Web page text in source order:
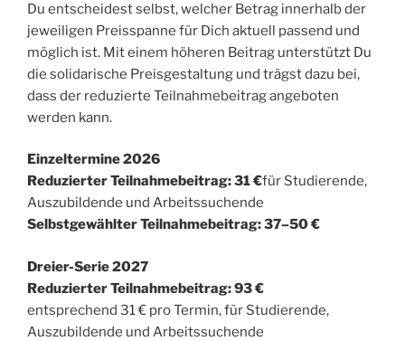
Du entscheidest selbst, welcher Betrag innerhalb der
jeweiligen Preisspanne für Dich aktuell passend und
möglich ist. Mit einem höheren Beitrag unterstützt Du
die solidarische Preisgestaltung und trägst dazu bei,
dass der reduzierte Teilnahmebeitrag angeboten
werden kann.
Einzeltermine 2026
Reduzierter Teilnahmebeitrag: 31 €für Studierende,
Auszubildende und Arbeitssuchende
Selbstgewählter Teilnahmebeitrag: 37–50 €
Dreier-Serie 2027
Reduzierter Teilnahmebeitrag: 93 €
entsprechend 31 € pro Termin, für Studierende,
Auszubildende und Arbeitssuchende